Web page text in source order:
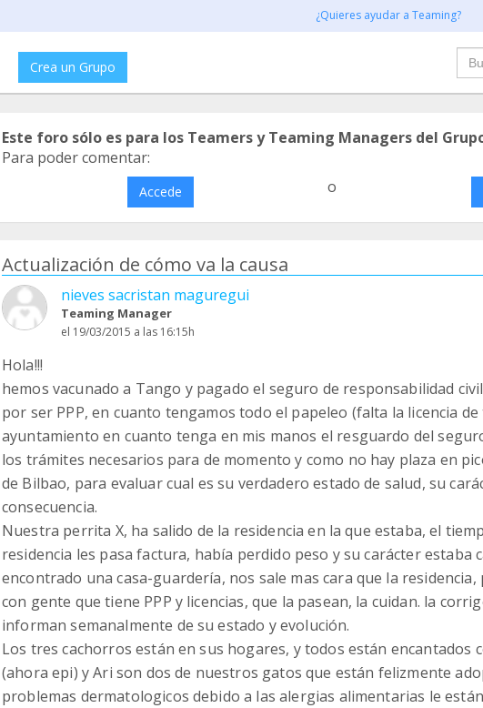
¿Quieres ayudar a Teaming?
Crea un Grupo
Este foro sólo es para los Teamers y Teaming Managers del
Para poder comentar:
Accede o
Actualización de cómo va la causa
nieves sacristan maguregui
Teaming Manager
el 19/03/2015 a las 16:15h
Hola!!!
hemos vacunado a Tango y pagado el seguro de responsabilidad
por ser PPP, en cuanto tengamos todo el papeleo (falta la licencia
ayuntamiento en cuanto tenga en mis manos el resguardo del
los trámites necesarios para de momento y como no hay plaza en
de Bilbao, para evaluar cual es su verdadero estado de salud, su
consecuencia.
Nuestra perrita X, ha salido de la residencia en la que estaba, el
residencia les pasa factura, había perdido peso y su carácter estaba
encontrado una casa-guardería, nos sale mas cara que la residencia,
con gente que tiene PPP y licencias, que la pasean, la cuidan. la
informan semanalmente de su estado y evolución.
Los tres cachorros están en sus hogares, y todos están encantados
(ahora epi) y Ari son dos de nuestros gatos que están felizmente
problemas dermatologicos debido a las alergias alimentarias le